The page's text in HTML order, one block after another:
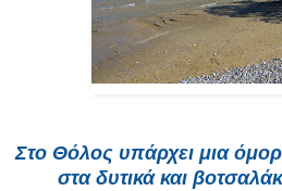
Στο Θόλος υπάρχει μια
στα δυτικά και